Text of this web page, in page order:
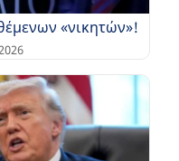
«νικητών»!